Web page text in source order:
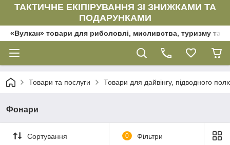
ТАКТИЧНЕ ЕКІПІРУВАННЯ ЗІ ЗНИЖКАМИ ТА
ПОДАРУНКАМИ
«Вулкан» товари для риболовлі, мисливства, туризму та
Товари та послуги Товари для дайвінгу, підводного
Фонари
Сортування 0 Фільтри